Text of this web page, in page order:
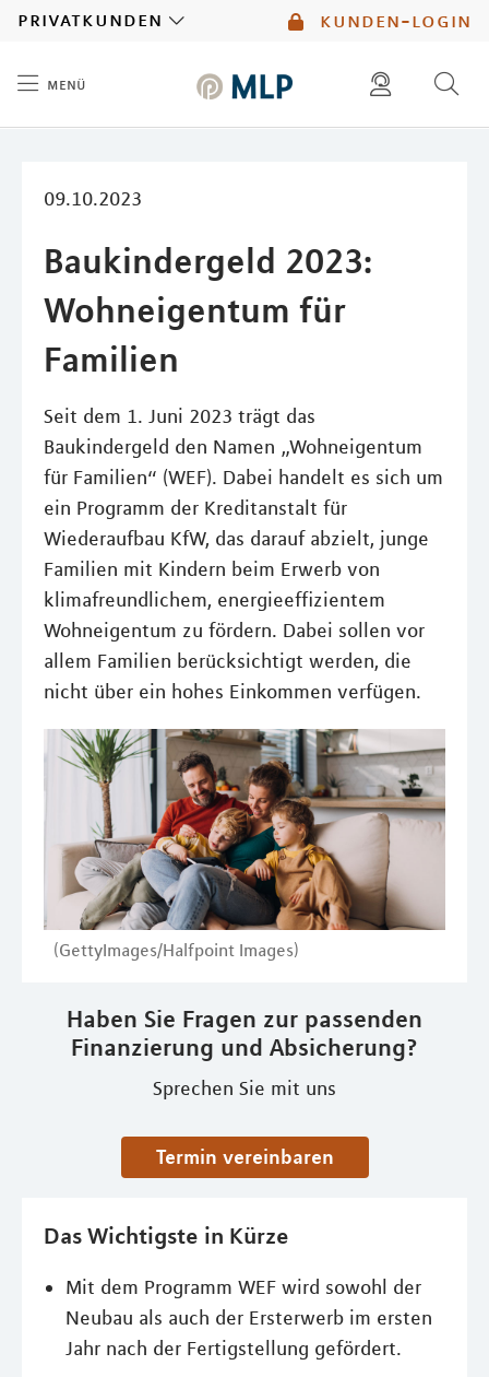
kunden-login
privatkunden
menü
09.10.2023
Baukindergeld 2023:
Wohneigentum für
Familien
Seit dem 1. Juni 2023 trägt das
Baukindergeld den Namen „Wohneigentum
für Familien“ (WEF). Dabei handelt es sich um
ein Programm der Kreditanstalt für
Wiederaufbau KfW, das darauf abzielt, junge
Familien mit Kindern beim Erwerb von
klimafreundlichem, energieeffizientem
Wohneigentum zu fördern. Dabei sollen vor
allem Familien berücksichtigt werden, die
nicht über ein hohes Einkommen verfügen.
(GettyImages/Halfpoint Images)
Haben Sie Fragen zur passenden
Finanzierung und Absicherung?
Sprechen Sie mit uns
Termin vereinbaren
Das Wichtigste in Kürze
Mit dem Programm WEF wird sowohl der
Neubau als auch der Ersterwerb im ersten
Jahr nach der Fertigstellung gefördert.